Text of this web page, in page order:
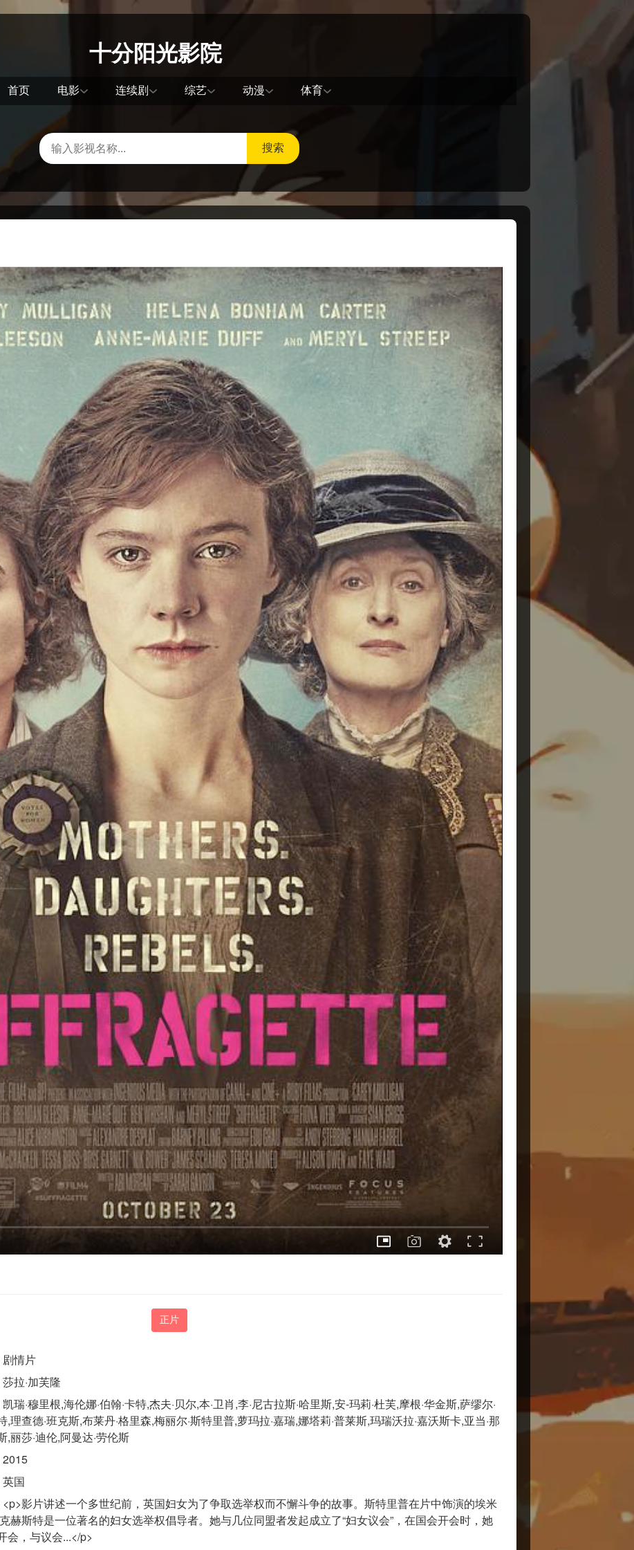
十分阳光影院
首页 电影 连续剧 综艺 动漫 体育
搜索
正片
剧情片
莎拉·加芙隆
凯瑞·穆里根,海伦娜·伯翰·卡特,杰夫·贝尔,本·卫肖,李·尼古拉斯·哈里斯,安-玛莉·杜芙,摩根·华金斯,萨缪尔·
,理查德·班克斯,布莱丹·格里森,梅丽尔·斯特里普,萝玛拉·嘉瑞,娜塔莉·普莱斯,玛瑞沃拉·嘉沃斯卡,亚当·那
,丽莎·迪伦,阿曼达·劳伦斯
2015
英国
<p>影片讲述一个多世纪前，英国妇女为了争取选举权而不懈斗争的故事。斯特里普在片中饰演的埃米
赫斯特是一位著名的妇女选举权倡导者。她与几位同盟者发起成立了“妇女议会”，在国会开会时，她
会，与议会...</p>